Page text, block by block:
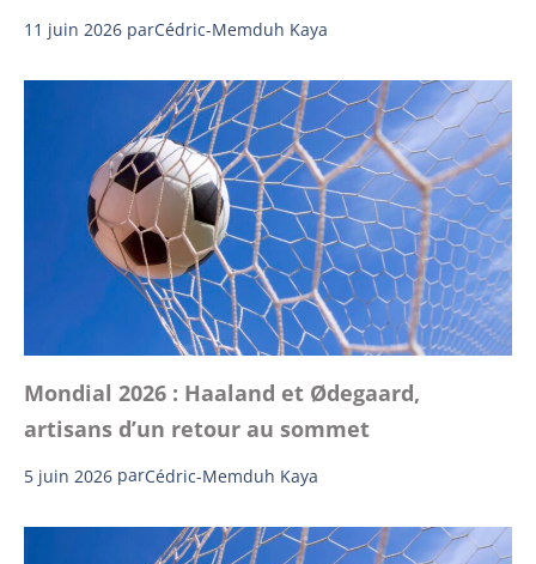
11 juin 2026 parCédric-Memduh Kaya
Mondial 2026 : Haaland et Ødegaard,
artisans d’un retour au sommet
5 juin 2026 parCédric-Memduh Kaya